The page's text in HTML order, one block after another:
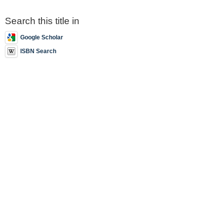
Search this title in
Google Scholar
ISBN Search